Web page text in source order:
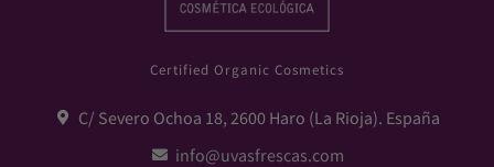
Certified Organic Cosmetics
C/ Severo Ochoa 18, 2600 Haro (La Rioja). España
info@uvasfrescas.com